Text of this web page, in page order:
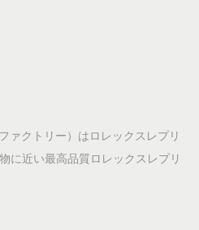
ァクトリー）はロレックスレプリ
に近い最高品質ロレックスレプリ